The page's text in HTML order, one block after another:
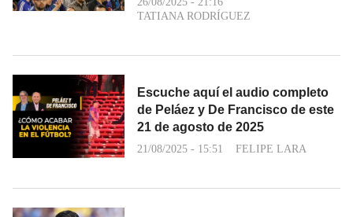
TATIANA RODRÍGUEZ
Escuche aquí el audio completo
de Peláez y De Francisco de este
21 de agosto de 2025
21/08/2025 - 15:51 FELIPE LARA